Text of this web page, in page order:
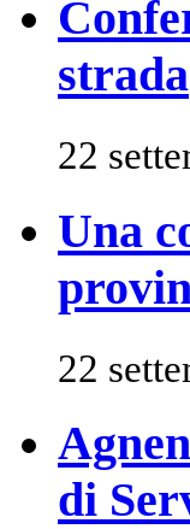
strada
22
Una
22
di